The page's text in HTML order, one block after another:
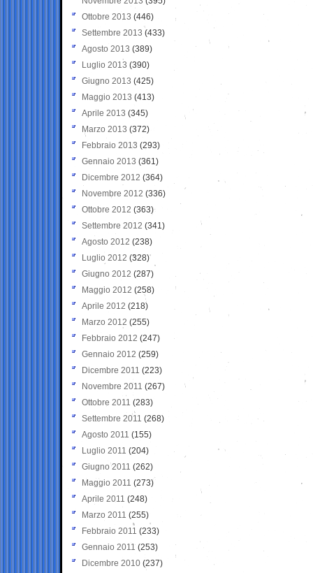
Ottobre 2013 (446)
Settembre 2013 (433)
Agosto 2013 (389)
Luglio 2013 (390)
Giugno 2013 (425)
Maggio 2013 (413)
Aprile 2013 (345)
Marzo 2013 (372)
Febbraio 2013 (293)
Gennaio 2013 (361)
Dicembre 2012 (364)
Novembre 2012 (336)
Ottobre 2012 (363)
Settembre 2012 (341)
Agosto 2012 (238)
Luglio 2012 (328)
Giugno 2012 (287)
Maggio 2012 (258)
Aprile 2012 (218)
Marzo 2012 (255)
Febbraio 2012 (247)
Gennaio 2012 (259)
Dicembre 2011 (223)
Novembre 2011 (267)
Ottobre 2011 (283)
Settembre 2011 (268)
Agosto 2011 (155)
Luglio 2011 (204)
Giugno 2011 (262)
Maggio 2011 (273)
Aprile 2011 (248)
Marzo 2011 (255)
Febbraio 2011 (233)
Gennaio 2011 (253)
Dicembre 2010 (237)